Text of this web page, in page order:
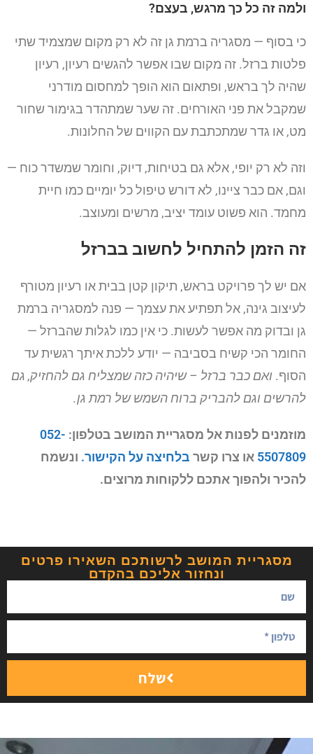
ולמה זה כל כך מרגש, בעצם?
כי בסוף — מסגריה ברמת גן זה לא רק מקום שמצמיד שתי
פלטות ברזל. זה מקום שבו אפשר להגשים רעיון, רעיון
שהיה לך בראש, ופתאום הוא הופך למחסום מודרני
שמקבל את פני האורחים. זה שער שמתהדר בגימור שחור
מט, או גדר שמתכתבת עם הקווים של החלונות.
וזה לא רק יופי, אלא גם בטיחות, דיוק, וחומר שמשדר כוח —
וגם, אם כבר ציינו, לא דורש טיפול כל יומיים כמו חיית
מחמד. הוא פשוט עומד יציב, מרשים ומעוצב.
זה הזמן להתחיל לחשוב בברזל
אם יש לך פרויקט בראש, תיקון קטן בבית או רעיון מטורף
לעיצוב גינה, אל תפתיע את עצמך — פנה למסגריה ברמת
גן ובדוק מה אפשר לעשות. כי אין כמו לגלות שהברזל —
החומר הכי קשיח בסביבה — יודע ללכת איתך רגשית עד
הסוף. ואם כבר ברזל – שיהיה כזה שמצליח גם להחזיק, גם
להרשים וגם להבריק ברוח השמש של רמת גן.
מוזמנים לפנות אל מסגריית המושב בטלפון: 052-
5507809 או צרו קשר בלחיצה על הקישור. ונשמח
להכיר ולהפוך אתכם ללקוחות מרוצים.
מסגריית המושב לרשותכם השאירו פרטים
ונחזור אליכם בהקדם
שלח